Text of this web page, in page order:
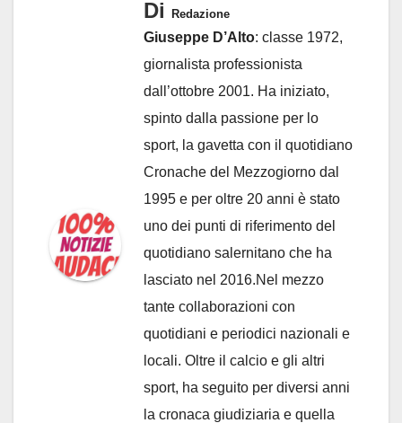
Di Redazione
Giuseppe D’Alto: classe 1972,
giornalista professionista
dall’ottobre 2001. Ha iniziato,
spinto dalla passione per lo
sport, la gavetta con il quotidiano
Cronache del Mezzogiorno dal
1995 e per oltre 20 anni è stato
uno dei punti di riferimento del
quotidiano salernitano che ha
lasciato nel 2016.Nel mezzo
tante collaborazioni con
quotidiani e periodici nazionali e
locali. Oltre il calcio e gli altri
sport, ha seguito per diversi anni
la cronaca giudiziaria e quella